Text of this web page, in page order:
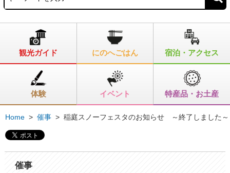
観光ガイド にのへごはん 宿泊・アクセス
体験 イベント 特産品・お土産
Home > 催事 > 稲庭スノーフェスタのお知らせ ～終了しました～
催事